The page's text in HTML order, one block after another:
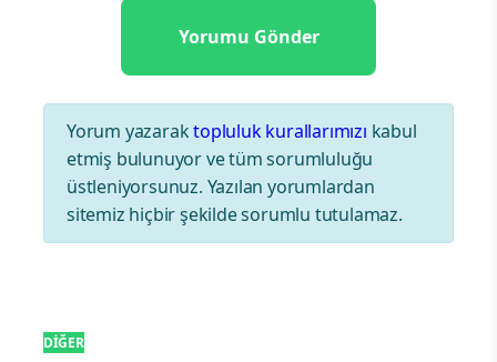
Yorum yazaraktopluluk kurallarımızı kabul
etmiş bulunuyor ve tüm sorumluluğu
üstleniyorsunuz. Yazılan yorumlardan
sitemiz hiçbir şekilde sorumlu tutulamaz.
DIĞER